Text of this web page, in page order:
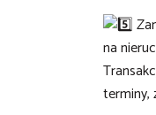
na
terminy,